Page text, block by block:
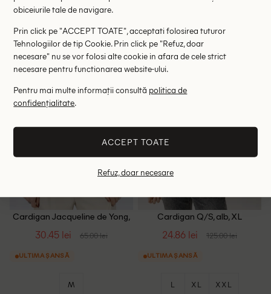
S M M XXL
- 53%
Cardigan Jacqueline de Yong,
30.45 lei 65.00 lei
ULTIMA ȘANSĂ
M
- 80%
Cardigan Q/S, alb, XL
24.86 lei 125.00 lei
ULTIMA ȘANSĂ
L XL XXL
obiceiurile tale de navigare.
Prin click pe "ACCEPT TOATE", acceptati folosirea tuturor
Tehnologiilor de tip Cookie. Prin click pe "Refuz, doar
necesare" nu se vor folosi alte cookie in afara de cele strict
necesare pentru functionarea website-ului.
Pentru mai multe informații consultă politica de
confidențialitate.
ACCEPT TOATE
Refuz, doar necesare